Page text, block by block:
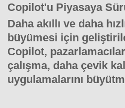
Copilot'u Piyasaya
Daha akıllı ve daha
büyümesi için
Copilot,
çalışma, daha çevik
uygulamalarını